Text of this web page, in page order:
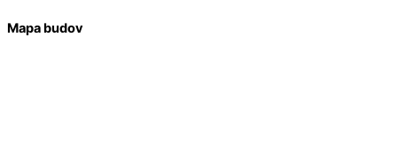
Mapa budov